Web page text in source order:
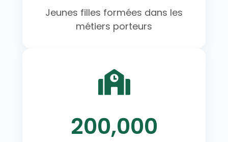
Jeunes filles formées dans les
métiers porteurs
200,000